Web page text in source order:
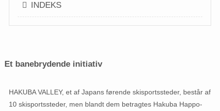
INDEKS
Et banebrydende initiativ
HAKUBA VALLEY, et af Japans førende skisportssteder, består af
10 skisportssteder, men blandt dem betragtes Hakuba Happo-